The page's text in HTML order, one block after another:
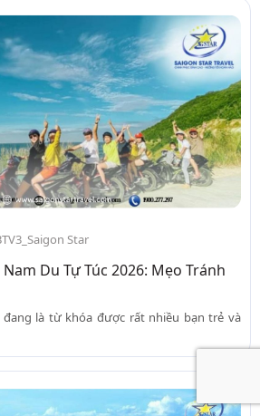
Star
Du Tự Túc 2026: Mẹo Tránh
là từ khóa được rất nhiều bạn trẻ và